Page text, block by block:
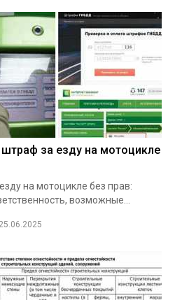
за езду на мотоцикле
на мотоцикле без прав:
возможные...
25.06.2025